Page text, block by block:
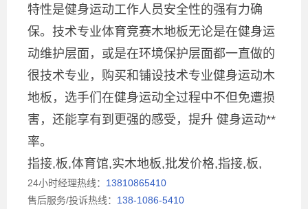
特性是健身运动工作人员安全性的强有力确
保。技术专业体育竞赛木地板无论是在健身运
动维护层面，或是在环境保护层面都一直做的
很技术专业，购买和铺设技术专业健身运动木
地板，选手们在健身运动全过程中不但免遭损
害，还能享有到更强的感受，提升 健身运动**
率。
指接,板,体育馆,实木地板,批发价格,指接,板,
24小时经理热线： 13810865410
售后服务/投诉热线： 138-1086-5410